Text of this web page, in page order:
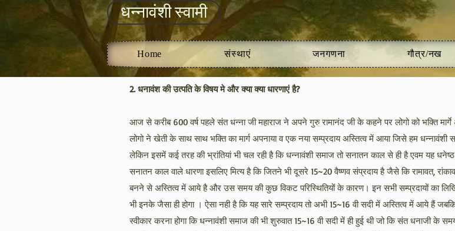
धन्नावंशी स्वामी
Home संस्थाएं जनगणना गौत्र/नख
2. धनावंश की उत्पति के विषय मे और क्या क्या धारणाएं है?
आज से करीब 600 वर्ष पहले संत धन्ना जी महाराज ने अपने गुरु रामानंद जी के कहने पर लोगो को भक्ति
लोगो ने खेती के साथ साथ भक्ति का मार्ग अपनाया व एक नया सम्प्रदाय अस्तित्व में आया जिसे हम धन्नावंशी
लेकिन इसमें कई तरह की भ्रांतियां भी चल रही है कि धन्नावंशी समाज तो सनातन काल से ही है एवम यह
सनातन काल वाले धारणा इसलिए मित्य है कि जितने भी दूसरे 15~20 वैष्णव संप्रदाय है जैसे कि रामावत,
बनने से अस्तित्व में आये है और उस समय की कुछ विकट परिस्थितियों के कारण। इन सभी सम्प्रदायों का
भी इनके जैसा ही होगा । ऐसा नही है कि यह सारे सम्प्रदाय तो अभी 15~16 वी सदी में अस्तित्व में आये हैं
स्वीकार करना होगा कि धन्नावंशी समाज की भी शुरुवात 15~16 वी सदी में ही हुई थी जो कि संत धनाजी के